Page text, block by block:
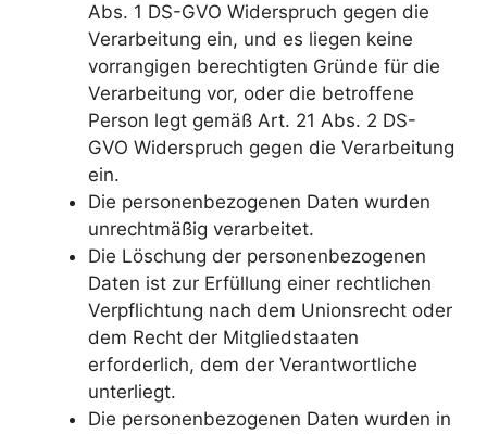
Abs. 1 DS-GVO Widerspruch gegen die
Verarbeitung ein, und es liegen keine
vorrangigen berechtigten Gründe für die
Verarbeitung vor, oder die betroffene
Person legt gemäß Art. 21 Abs. 2 DS-
GVO Widerspruch gegen die Verarbeitung
ein.
Die personenbezogenen Daten wurden
unrechtmäßig verarbeitet.
Die Löschung der personenbezogenen
Daten ist zur Erfüllung einer rechtlichen
Verpflichtung nach dem Unionsrecht oder
dem Recht der Mitgliedstaaten
erforderlich, dem der Verantwortliche
unterliegt.
Die personenbezogenen Daten wurden in